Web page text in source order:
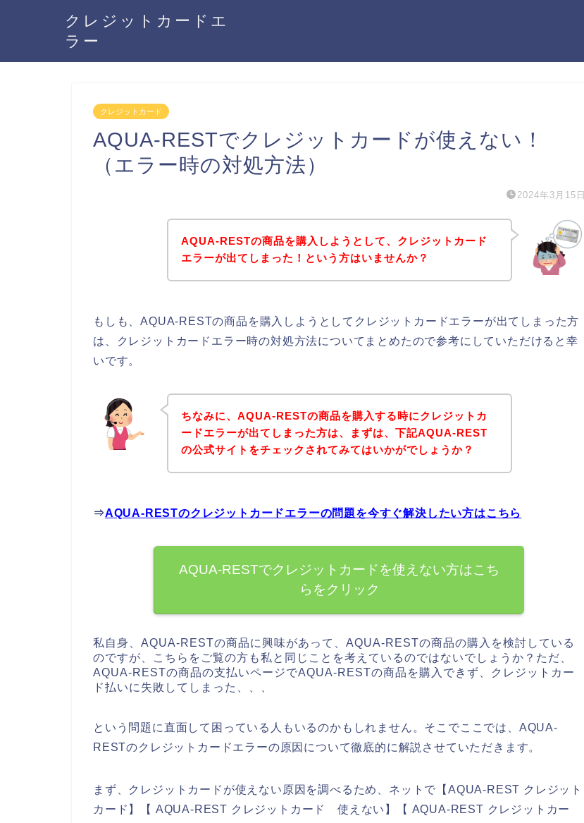
クレジットカードエ
ラー
クレジットカード
AQUA-RESTでクレジットカードが使えない！
（エラー時の対処方法）
2024年3月15日
AQUA-RESTの商品を購入しようとして、クレジットカード
エラーが出てしまった！という方はいませんか？
もしも、AQUA-RESTの商品を購入しようとしてクレジットカードエラーが出てしまった方
は、クレジットカードエラー時の対処方法についてまとめたので参考にしていただけると幸
いです。
ちなみに、AQUA-RESTの商品を購入する時にクレジットカ
ードエラーが出てしまった方は、まずは、下記AQUA-REST
の公式サイトをチェックされてみてはいかがでしょうか？
⇒AQUA-RESTのクレジットカードエラーの問題を今すぐ解決したい方はこちら
AQUA-RESTでクレジットカードを使えない方はこち
らをクリック
私自身、AQUA-RESTの商品に興味があって、AQUA-RESTの商品の購入を検討している
のですが、こちらをご覧の方も私と同じことを考えているのではないでしょうか？ただ、
AQUA-RESTの商品の支払いページでAQUA-RESTの商品を購入できず、クレジットカー
ド払いに失敗してしまった、、、
という問題に直面して困っている人もいるのかもしれません。そこでここでは、AQUA-
RESTのクレジットカードエラーの原因について徹底的に解説させていただきます。
まず、クレジットカードが使えない原因を調べるため、ネットで【AQUA-REST クレジット
カード】【 AQUA-REST クレジットカード 使えない】【 AQUA-REST クレジットカー